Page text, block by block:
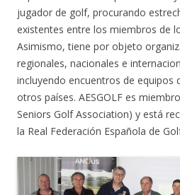
jugador de golf, procurando
existentes entre los miembros de
Asimismo, tiene por objeto
regionales, nacionales e
incluyendo encuentros de equipos
otros países. AESGOLF es
Seniors Golf Association) y está
la Real Federación Española de